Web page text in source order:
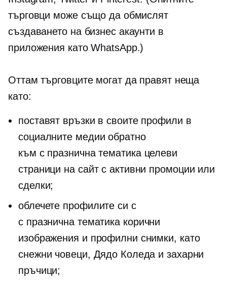
търговци може също да обмислят
създаването на бизнес акаунти в
приложения като WhatsApp.)
Оттам търговците могат да правят неща
като:
поставят връзки в своите профили в
социалните медии обратно
към с празнична тематикацелеви
страници на сайт с активни промоции или
сделки;
облечете профилите си с
с празнична тематика корични
изображения и профилни снимки, като
снежни човеци, Дядо Коледа и захарни
пръчици;